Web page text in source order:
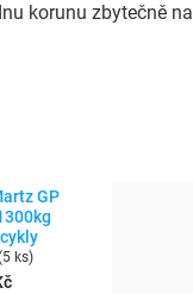
korunu zbytečně
GP
5 ks)